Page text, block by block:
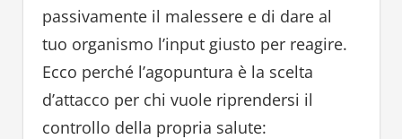
passivamente il malessere e di dare al
tuo organismo l’input giusto per reagire.
Ecco perché l’agopuntura è la scelta
d’attacco per chi vuole riprendersi il
controllo della propria salute: